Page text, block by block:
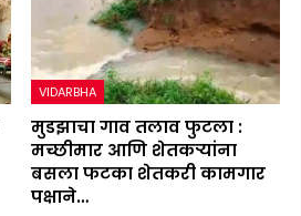
VIDARBHA
मुडझाचा गाव तलाव फुटला :
मच्छीमार आणि शेतकऱ्यांना
बसला फटका शेतकरी कामगार
पक्षाने…